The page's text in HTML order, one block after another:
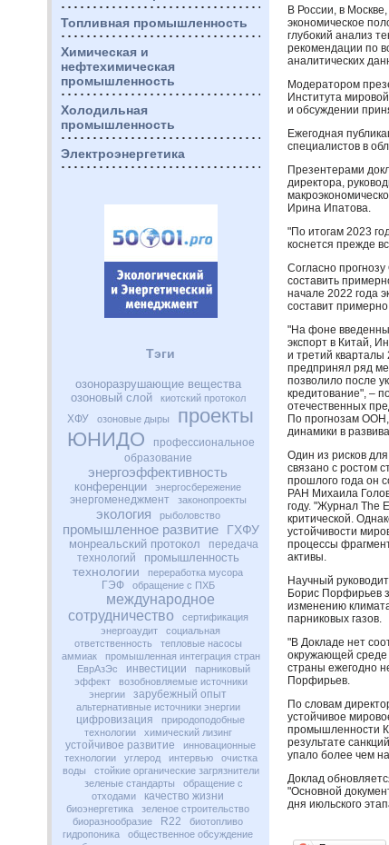
Топливная промышленность
Химическая и
нефтехимическая
промышленность
Холодильная
промышленность
Электроэнергетика
Тэги
озоноразрушающие вещества
озоновый слой
киотский протокол
ХФУ озоновые дыры
проекты
ЮНИДО
профессиональное
образование
энергоэффективность
конференции энергосбережение
энергоменеджмент законопроекты
экология рыболовство
промышленное развитие ГХФУ
монреальский протокол
передача
технологий
промышленность
технологии переработка мусора
ГЭФ обращение с ПХБ
международное
сотрудничество
сертификация
энергоаудит
социальная
ответственность
тепловые насосы
аммиак
промышленная интеграция стран
ЕврАзЭс
инвестиции
парниковый
эффект
возобновляемые источники
энергии
зарубежный опыт
альтернативные источники энергии
цифровизация
природоподобные
технологии
химический лизинг
устойчивое развитие
инновационные
технологии
углерод интервью
очистка
воды
стойкие органические загрязнители
зеленые стандарты
обращение с
отходами
качество жизни
биоэнергетика
зеленое строительство
биоразнообразие
R22
биотопливо
гидропоника
общественное обсуждение
В России, в
экономическое
глубокий анализ
рекомендации по
аналитических
Модератором
Института
и обсуждении
Ежегодная
специалистов в
Презентерами
директора,
Ирина Ипатова.
"По итогам 2023
коснется прежде
Согласно прогнозу
составить
начале 2022 года
составит
"На фоне
экспорт в Китай,
и третий кварталы
предпринял ряд
позволило после
кредитование", –
отечественных
По прогнозам ООН
динамики в
Один из рисков
связано с ростом
прошлого года он
РАН Михаила
году. "Журнал The
критической.
устойчивости
процессы
активы.
Научный
Борис Порфирьев
изменению
парниковых газов.
"В Докладе нет
окружающей среде
страны ежегодно
Порфирьев.
По словам
устойчивое
промышленности
результате
упало более чем
Доклад
"Основной
дня июльского